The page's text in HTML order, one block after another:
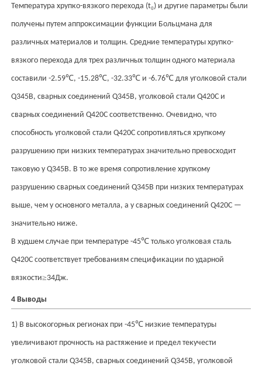
Температура хрупко-вязкого перехода (t₀) и другие параметры были
получены путем аппроксимации функции Больцмана для
различных материалов и толщин. Средние температуры хрупко-
вязкого перехода для трех различных толщин одного материала
составили -2.59℃, -15.28℃, -32.33℃и -6.76℃для уголковой стали
Q345B, сварных соединений Q345B, уголковой стали Q420C и
сварных соединений Q420C соответственно. Очевидно, что
способность уголковой стали Q420C сопротивляться хрупкому
разрушению при низких температурах значительно превосходит
таковую у Q345B. В то же время сопротивление хрупкому
разрушению сварных соединений Q345B при низких температурах
выше, чем у основного металла, а у сварных соединений Q420C —
значительно ниже.
В худшем случае при температуре -45℃только уголковая сталь
Q420C соответствует требованиям спецификации по ударной
вязкости≥34Дж.
4 Выводы
1) В высокогорных регионах при -45℃низкие температуры
увеличивают прочность на растяжение и предел текучести
уголковой стали Q345B, сварных соединений Q345B, уголковой